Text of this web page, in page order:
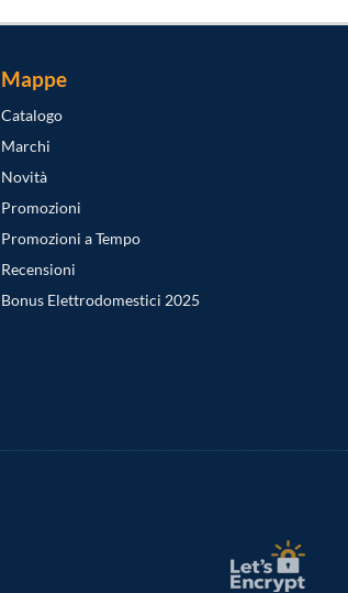
Mappe
Catalogo
Marchi
Novità
Promozioni
Promozioni a Tempo
Recensioni
Bonus Elettrodomestici 2025